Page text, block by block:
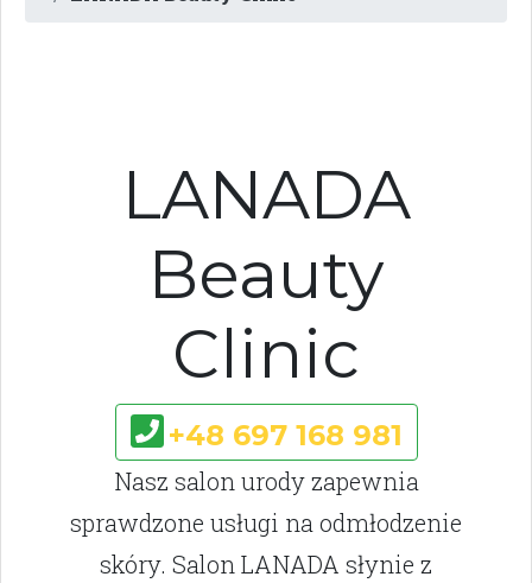
LANADA
Beauty
Clinic
+48 697 168 981
Nasz salon urody zapewnia
sprawdzone usługi na odmłodzenie
skóry. Salon LANADA słynie z